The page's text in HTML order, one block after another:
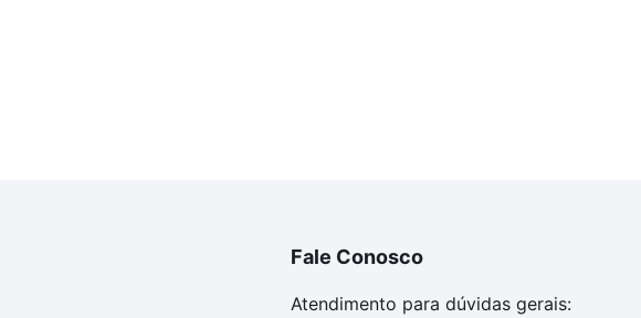
Fale Conosco
Atendimento para dúvidas gerais: